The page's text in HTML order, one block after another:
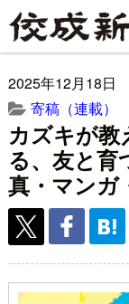
2025年12月18日
寄稿（連載）
カズキが教
る、友と
真・マン